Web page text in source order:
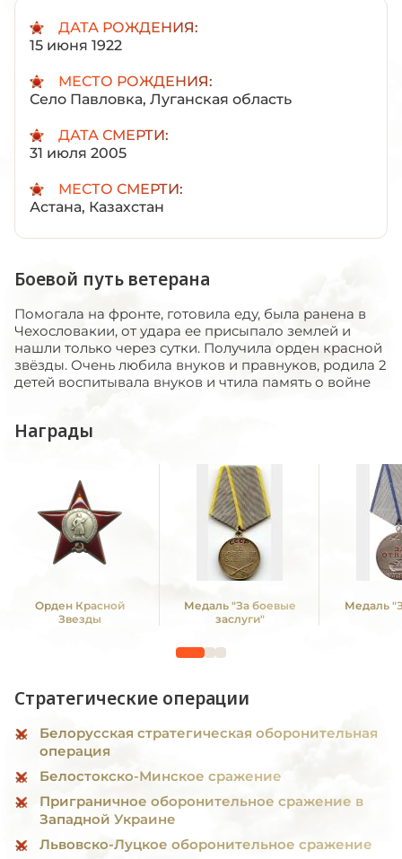
ДАТА РОЖДЕНИЯ:
15 июня 1922
МЕСТО РОЖДЕНИЯ:
Село Павловка, Луганская область
ДАТА СМЕРТИ:
31 июля 2005
МЕСТО СМЕРТИ:
Астана, Казахстан
Боевой путь ветерана
Помогала на фронте, готовила еду, была ранена в
Чехословакии, от удара ее присыпало землей и
нашли только через сутки. Получила орден красной
звёзды. Очень любила внуков и правнуков, родила 2
детей воспитывала внуков и чтила память о войне
Награды
Орден Красной
Звезды
Медаль "За боевые
заслуги"
Медаль
Стратегические операции
Белорусская стратегическая оборонительная
операция
Белостокско-Минское сражение
Приграничное оборонительное сражение в
Западной Украине
Львовско-Луцкое оборонительное сражение